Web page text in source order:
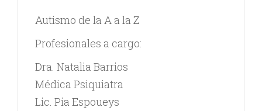
Autismo de la A a la Z
Profesionales a cargo:
Dra. Natalia Barrios
Médica Psiquiatra
Lic. Pia Espoueys